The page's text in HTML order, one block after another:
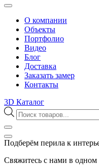
О компании
Объекты
Портфолио
Видео
Блог
Доставка
Заказать замер
Контакты
3D Каталог
Поиск
товаров
Подберём перила к
Свяжитесь с нами в одном